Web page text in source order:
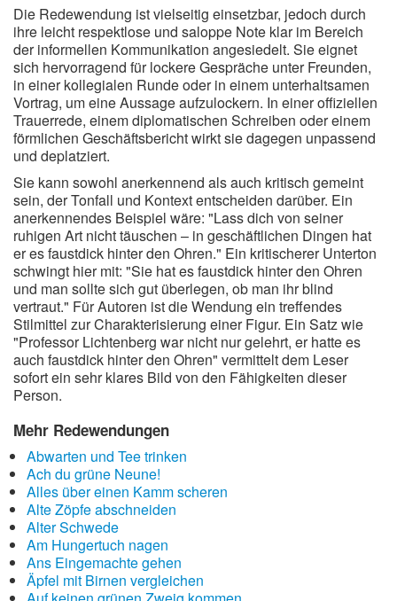
Die Redewendung ist vielseitig einsetzbar, jedoch durch
ihre leicht respektlose und saloppe Note klar im Bereich
der informellen Kommunikation angesiedelt. Sie eignet
sich hervorragend für lockere Gespräche unter Freunden,
in einer kollegialen Runde oder in einem unterhaltsamen
Vortrag, um eine Aussage aufzulockern. In einer offiziellen
Trauerrede, einem diplomatischen Schreiben oder einem
förmlichen Geschäftsbericht wirkt sie dagegen unpassend
und deplatziert.
Sie kann sowohl anerkennend als auch kritisch gemeint
sein, der Tonfall und Kontext entscheiden darüber. Ein
anerkennendes Beispiel wäre: "Lass dich von seiner
ruhigen Art nicht täuschen – in geschäftlichen Dingen hat
er es faustdick hinter den Ohren." Ein kritischerer Unterton
schwingt hier mit: "Sie hat es faustdick hinter den Ohren
und man sollte sich gut überlegen, ob man ihr blind
vertraut." Für Autoren ist die Wendung ein treffendes
Stilmittel zur Charakterisierung einer Figur. Ein Satz wie
"Professor Lichtenberg war nicht nur gelehrt, er hatte es
auch faustdick hinter den Ohren" vermittelt dem Leser
sofort ein sehr klares Bild von den Fähigkeiten dieser
Person.
Mehr Redewendungen
Abwarten und Tee trinken
Ach du grüne Neune!
Alles über einen Kamm scheren
Alte Zöpfe abschneiden
Alter Schwede
Am Hungertuch nagen
Ans Eingemachte gehen
Äpfel mit Birnen vergleichen